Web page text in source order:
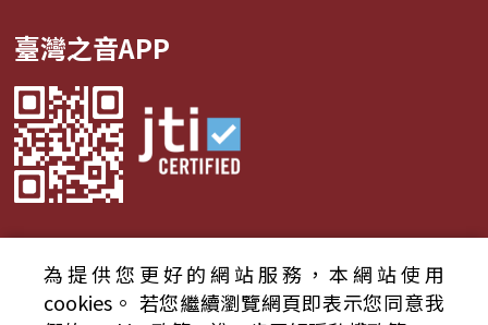
臺灣之音APP
© 2024財團法人中央廣播電臺 版權所有
為提供您更好的網站服務，本網站使用
cookies。 若您繼續瀏覽網頁即表示您同意我